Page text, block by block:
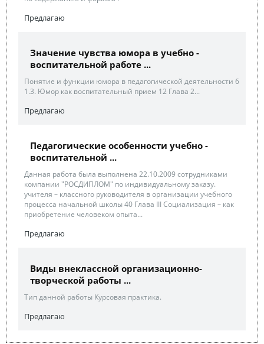
Предлагаю
Значение чувства юмора в учебно -
воспитательной работе ...
Понятие и функции юмора в педагогической деятельности 6
1.3. Юмор как воспитательный прием 12 Глава 2...
Предлагаю
Педагогические особенности учебно -
воспитательной ...
Данная работа была выполнена 22.10.2009 сотрудниками
компании "РОСДИПЛОМ" по индивидуальному заказу.
учителя – классного руководителя в организации учебного
процесса начальной школы 40 Глава III Социализация – как
приобретение человеком опыта...
Предлагаю
Виды внеклассной организационно-
творческой работы ...
Тип данной работы Курсовая практика.
Предлагаю